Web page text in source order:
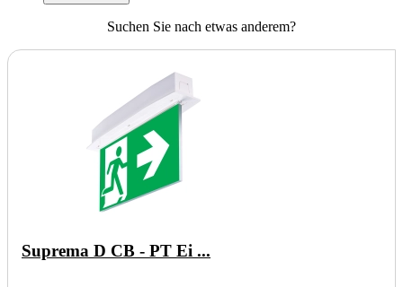
Suchen Sie nach etwas anderem?
Suprema D CB - PT Ei ...